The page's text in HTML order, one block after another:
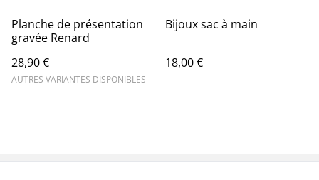
Planche de présentation
gravée Renard
28,90 €
AUTRES VARIANTES DISPONIBLES
Bijoux sac à main
18,00 €